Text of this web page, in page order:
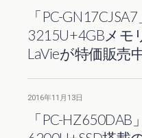
「PC-
3215U+4GBメモ
LaVieが特価販売
2016年11月13日
「PC-HZ650DAB